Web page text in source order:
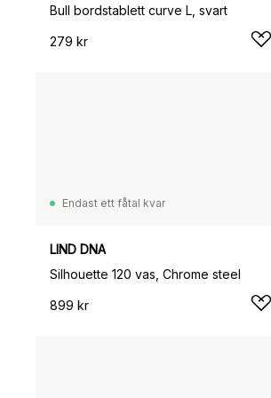
Bull bordstablett curve L, svart
279 kr
Endast ett fåtal kvar
LIND DNA
Silhouette 120 vas, Chrome steel
899 kr